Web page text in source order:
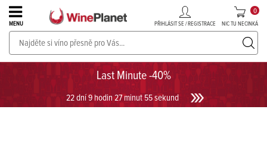
Last Minute -40%
22 dní 9 hodin 27 minut 55 sekund
MENU PŘIHLÁSIT SE / REGISTRACE NIC TU NECINKÁ
0
PROSECCO v akci až do -30%!UKÁZAT PROSECCO